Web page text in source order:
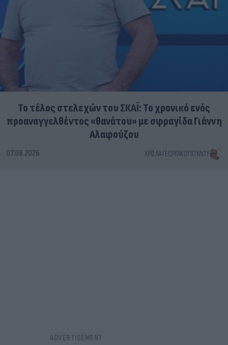
Το τέλος στελεχών του ΣΚΑΪ: Το χρονικό ενός
προαναγγελθέντος «θανάτου» με σφραγίδα Γιάννη
Αλαφούζου
07.08.2026 ΧΡΊΣΛΑ ΓΕΩΡΓΑΚΟΠΟΎΛΟΥ